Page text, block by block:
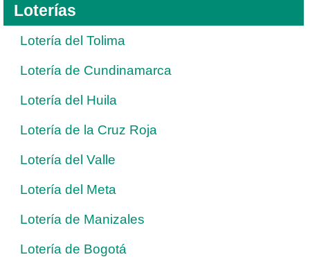
Loterías
Lotería del Tolima
Lotería de Cundinamarca
Lotería del Huila
Lotería de la Cruz Roja
Lotería del Valle
Lotería del Meta
Lotería de Manizales
Lotería de Bogotá